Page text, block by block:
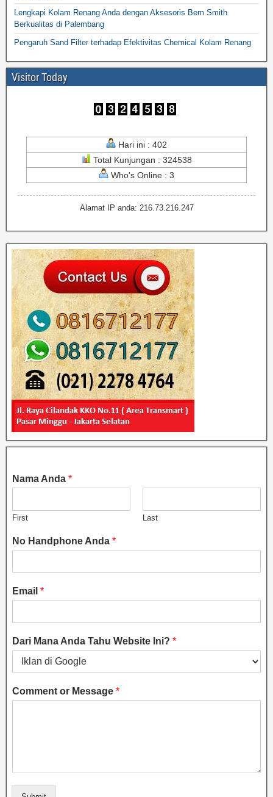
Lengkapi Kolam Renang Anda dengan Aksesoris Bem Smith
Berkualitas di Palembang
Pengaruh Sand Filter terhadap Efektivitas Chemical Kolam Renang
Visitor Today
Hari ini : 402
Total Kunjungan : 324538
Who's Online : 3
Alamat IP anda: 216.73.216.247
Nama Anda *
First Last
No Handphone Anda *
Email *
Dari Mana Anda Tahu Website Ini? *
Comment or Message *